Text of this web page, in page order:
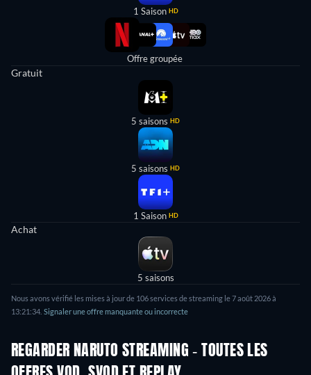
1 Saison HD
Offre groupée
Gratuit
5 saisons HD
5 saisons HD
1 Saison HD
Achat
5 saisons
Nous avons vérifié les mises à jour de 106services de streaming le7 août 2026 à
13:21:34 Signaler une offre manquante ou incorrecte
REGARDER NARUTO STREAMING - TOUTES LES